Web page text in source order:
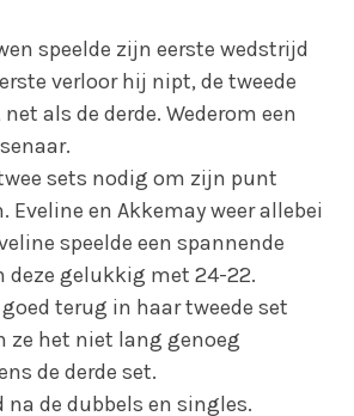
speelde zijn eerste wedstrijd
verloor hij nipt, de tweede
als de derde. Wederom een
sets nodig om zijn punt
Eveline en Akkemay weer allebei
speelde een spannende
deze gelukkig met 24-22.
terug in haar tweede set
ze het niet lang genoeg
de derde set.
de dubbels en singles.